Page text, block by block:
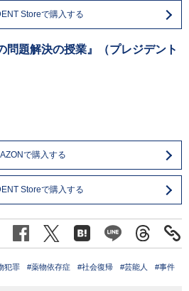
Storeで購入する
問題解決の授業』（プレジデント
で購入する
Storeで購入する
犯罪 #薬物依存症 #社会復帰 #芸能人 #事件